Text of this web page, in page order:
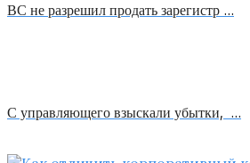
ВС не разрешил продать зарегистр …
С управляющего взыскали убытки, …